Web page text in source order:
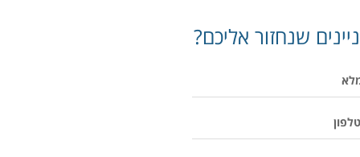
שנחזור אליכם?